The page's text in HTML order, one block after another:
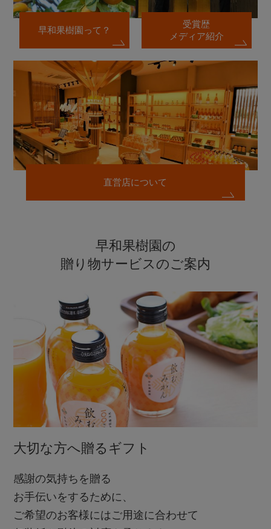
早和果樹園って？
受賞歴
メディア紹介
直営店について
早和果樹園の
贈り物サービスのご案内
大切な方へ贈るギフト
感謝の気持ちを贈る
お手伝いをするために、
ご希望のお客様にはご用途に合わせて